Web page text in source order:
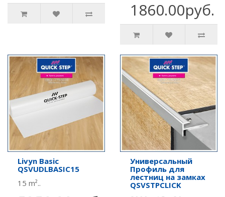
1860.00руб.
Livyn Basic
QSVUDLBASIC15
15 m²..
Универсальный
Профиль для
лестниц на замках
QSVSTPCLICK